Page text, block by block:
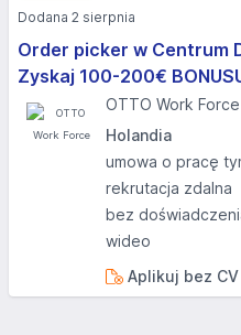
Order picker w Centrum
Zyskaj 100-200€
OTTO Work Force
Holandia
umowa o pracę
rekrutacja zdalna
bez
wideo
Aplikuj bez CV
Dodana 2 sierpnia